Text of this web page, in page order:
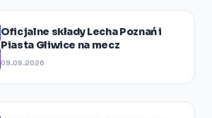
Oficjalne składy Lecha Poznań i
Piasta Gliwice na mecz
09.08.2026